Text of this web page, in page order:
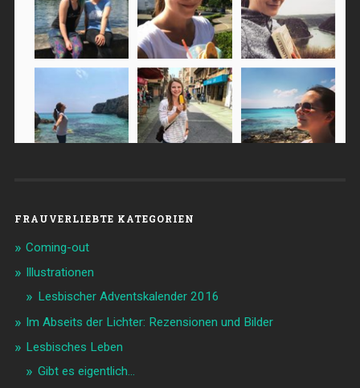
FRAUVERLIEBTE KATEGORIEN
Coming-out
Illustrationen
Lesbischer Adventskalender 2016
Im Abseits der Lichter: Rezensionen und Bilder
Lesbisches Leben
Gibt es eigentlich…